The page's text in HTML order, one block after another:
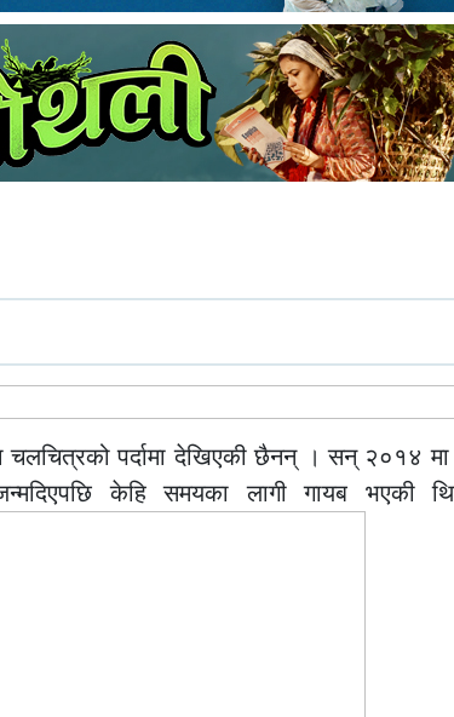
चलचित्रको पर्दामा देखिएकी छैनन् । सन् २०१४ मा
जन्मदिएपछि केहि समयका लागी गायब भएकी